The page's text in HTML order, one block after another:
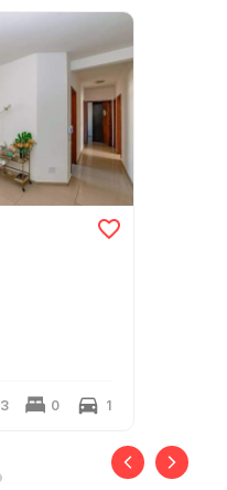
3 0 1